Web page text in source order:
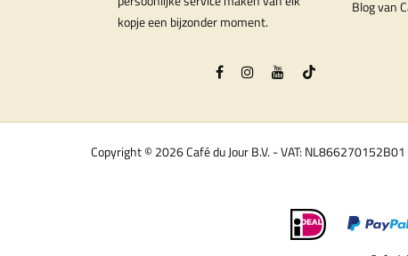
kopje een bijzonder moment.
Blog van
Copyright © 2026 Café du Jour B.V. - VAT: NL866270152B01